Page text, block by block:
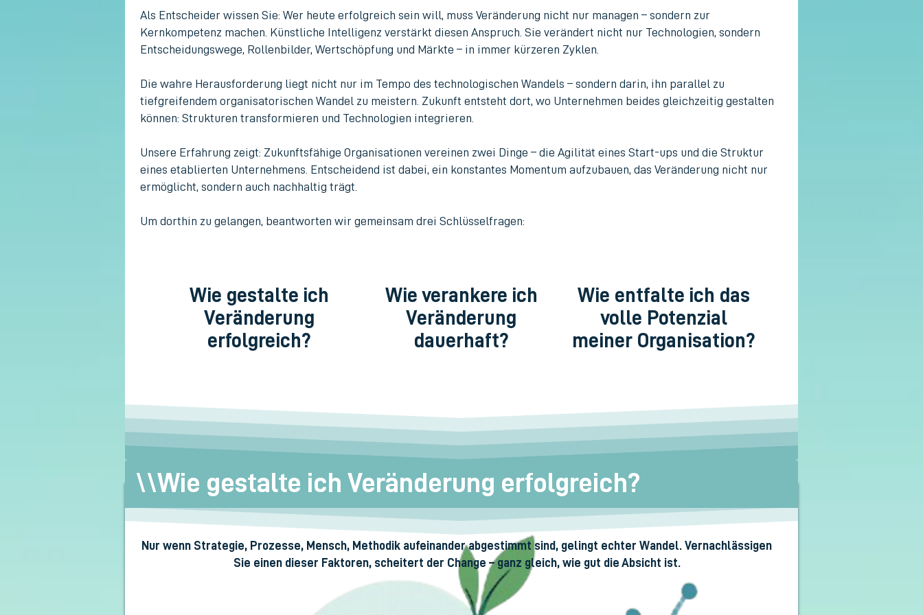
Als Entscheider wissen Sie: Wer heute erfolgreich sein will, muss Veränderung nicht nur managen – sondern zur
Kernkompetenz machen. Künstliche Intelligenz verstärkt diesen Anspruch. Sie verändert nicht nur Technologien, sondern
Entscheidungswege, Rollenbilder, Wertschöpfung und Märkte – in immer kürzeren Zyklen.
Die wahre Herausforderung liegt nicht nur im Tempo des technologischen Wandels – sondern darin, ihn parallel zu
tiefgreifendem organisatorischen Wandel zu meistern. Zukunft entsteht dort, wo Unternehmen beides gleichzeitig gestalten
können: Strukturen transformieren und Technologien integrieren.
Unsere Erfahrung zeigt: Zukunftsfähige Organisationen vereinen zwei Dinge – die Agilität eines Start-ups und die Struktur
eines etablierten Unternehmens. Entscheidend ist dabei, ein konstantes Momentum aufzubauen, das Veränderung nicht nur
ermöglicht, sondern auch nachhaltig trägt.
​Um dorthin zu gelangen, beantworten wir gemeinsam drei Schlüsselfragen:
Wie gestalte ich
Veränderung
erfolgreich?
Wie verankere ich
Veränderung
dauerhaft?
Wie entfalte ich das
volle Potenzial
meiner Organisation?
Nur wenn Strategie, Prozesse, Mensch, Methodik aufeinander abgestimmt sind, gelingt echter Wandel. Vernachlässigen
Sie einen dieser Faktoren, scheitert der Change – ganz gleich, wie gut die Absicht ist.
\\Wie gestalte ich Veränderung erfolgreich?